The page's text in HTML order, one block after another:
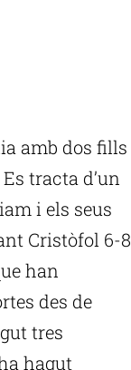
amb dos fills
tracta d’un
i els seus
Cristòfol 6-8
han
des de
tres
hagut